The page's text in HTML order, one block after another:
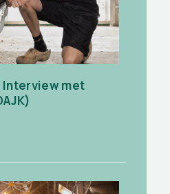
Interview met